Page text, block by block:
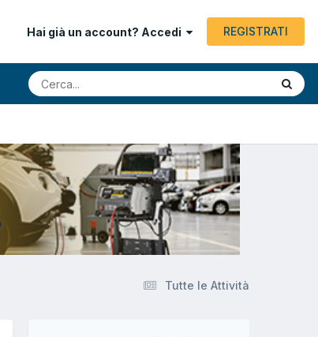
Hai già un account? Accedi REGISTRATI
Tutte le Attività